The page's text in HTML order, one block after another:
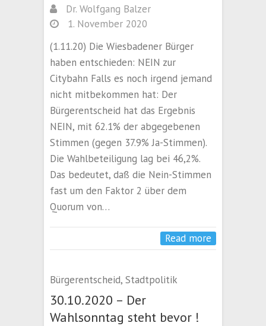
Dr. Wolfgang Balzer
1. November 2020
(1.11.20) Die Wiesbadener Bürger
haben entschieden: NEIN zur
Citybahn Falls es noch irgend jemand
nicht mitbekommen hat: Der
Bürgerentscheid hat das Ergebnis
NEIN, mit 62.1% der abgegebenen
Stimmen (gegen 37.9% Ja-Stimmen).
Die Wahlbeteiligung lag bei 46,2%.
Das bedeutet, daß die Nein-Stimmen
fast um den Faktor 2 über dem
Quorum von…
Read more
Bürgerentscheid, Stadtpolitik
30.10.2020 – Der
Wahlsonntag steht bevor !